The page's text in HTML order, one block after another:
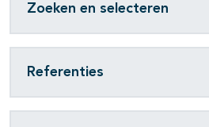
Zoeken en selecteren
Referenties